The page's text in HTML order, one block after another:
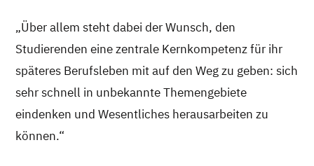
„Über allem steht dabei der Wunsch, den
Studierenden eine zentrale Kernkompetenz für ihr
späteres Berufsleben mit auf den Weg zu geben: sich
sehr schnell in unbekannte Themengebiete
eindenken und Wesentliches herausarbeiten zu
können.“